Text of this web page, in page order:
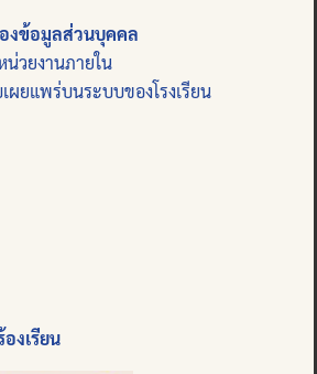
งข้อมูลส่วนบุคคล
วยงานภายใน
ผยแพร่บนระบบของโรงเรียน
งเรียน